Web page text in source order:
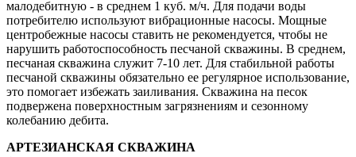
малодебитную - в среднем 1 куб. м/ч. Для подачи воды
потребителю используют вибрационные насосы. Мощные
центробежные насосы ставить не рекомендуется, чтобы не
нарушить работоспособность песчаной скважины. В среднем,
песчаная скважина служит 7-10 лет. Для стабильной работы
песчаной скважины обязательно ее регулярное использование,
это помогает избежать заиливания. Скважина на песок
подвержена поверхностным загрязнениям и сезонному
колебанию дебита.
АРТЕЗИАНСКАЯ СКВАЖИНА